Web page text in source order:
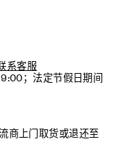
系客服
；法定节假日期间
商上门取货或退还至